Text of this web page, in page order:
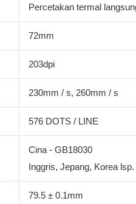
Percetakan termal
72mm
203dpi
230mm / s, 260mm / s
576 DOTS / LINE
Cina - GB18030
Inggris, Jepang, Korea
79.5 ± 0.1mm